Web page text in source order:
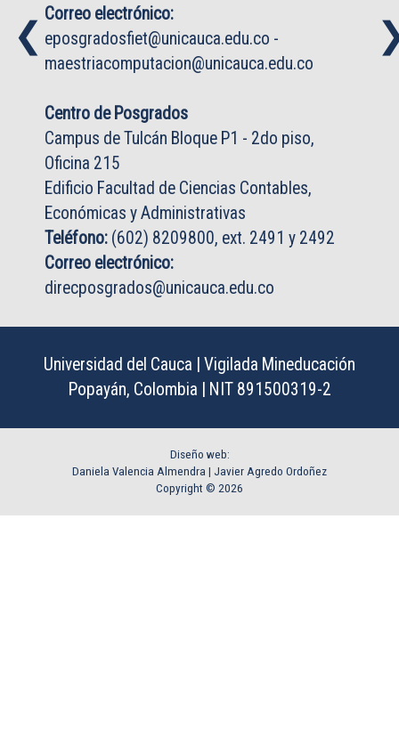
Correo electrónico:
eposgradosfiet@unicauca.edu.co -
maestriacomputacion@unicauca.edu.co
Centro de Posgrados
Campus de Tulcán Bloque P1 - 2do piso,
Oficina 215
Edificio Facultad de Ciencias Contables,
Económicas y Administrativas
Teléfono: (602) 8209800, ext. 2491 y 2492
Correo electrónico:
direcposgrados@unicauca.edu.co
❮
❮
Universidad del Cauca | Vigilada Mineducación
Popayán, Colombia | NIT 891500319-2
Diseño web:
Daniela Valencia Almendra | Javier Agredo Ordoñez
Copyright © 2026